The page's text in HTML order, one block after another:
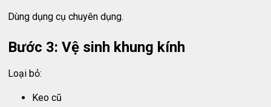
Dùng dụng cụ chuyên dụng.
Bước 3: Vệ sinh khung kính
Loại bỏ:
Keo cũ